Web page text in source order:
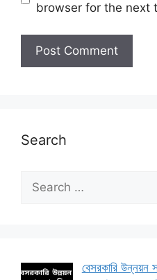
browser for the next
Search
for:
বেসরকারি উন্নয়ন